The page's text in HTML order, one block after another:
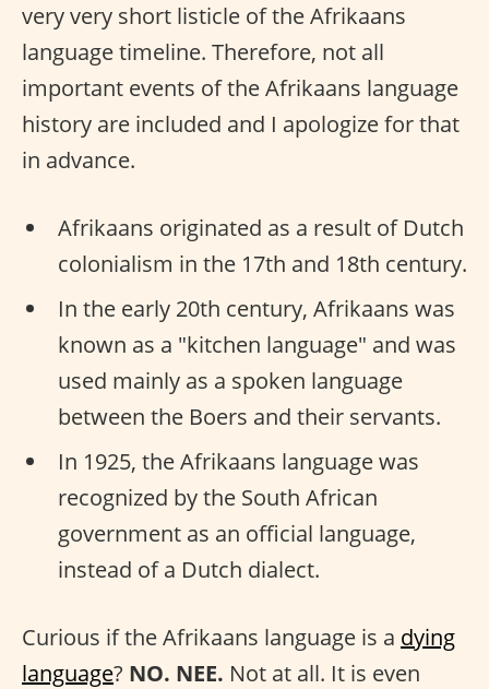
very very short listicle of the Afrikaans
language timeline. Therefore, not all
important events of the Afrikaans language
history are included and I apologize for that
in advance.
Afrikaans originated as a result of Dutch
colonialism in the 17th and 18th century.
In the early 20th century, Afrikaans was
known as a "kitchen language" and was
used mainly as a spoken language
between the Boers and their servants.
In 1925, the Afrikaans language was
recognized by the South African
government as an official language,
instead of a Dutch dialect.
Curious if the Afrikaans language is a dying
language? NO. NEE. Not at all. It is even